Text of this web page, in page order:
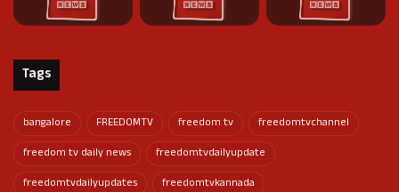
Tags
bangalore FREEDOMTV freedom tv
freedomtvchannel
freedom tv daily news
freedomtvdailyupdate
freedomtvdailyupdates
freedomtvkannada